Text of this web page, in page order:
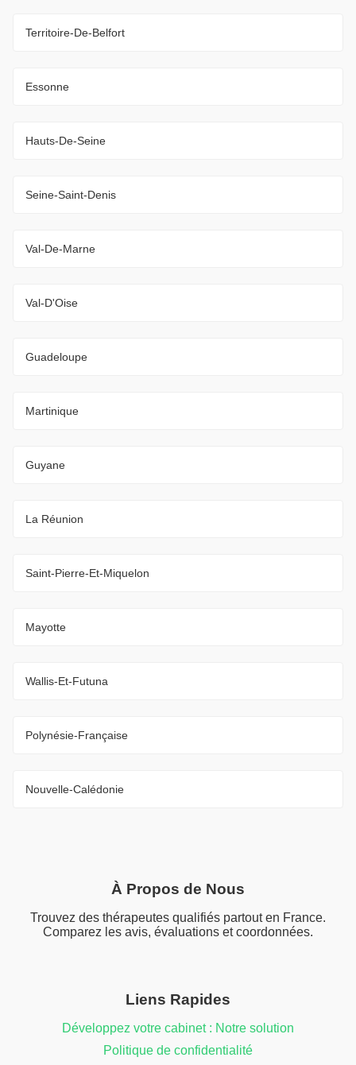
Territoire-De-Belfort
Essonne
Hauts-De-Seine
Seine-Saint-Denis
Val-De-Marne
Val-D'Oise
Guadeloupe
Martinique
Guyane
La Réunion
Saint-Pierre-Et-Miquelon
Mayotte
Wallis-Et-Futuna
Polynésie-Française
Nouvelle-Calédonie
À Propos de Nous
Trouvez des thérapeutes qualifiés partout en France.
Comparez les avis, évaluations et coordonnées.
Liens Rapides
Développez votre cabinet : Notre solution
Politique de confidentialité